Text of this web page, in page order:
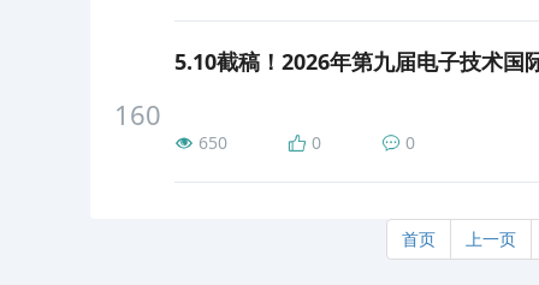
160
5.10截稿！2026年第九届电子技术国
650 0 0
首页 上一页